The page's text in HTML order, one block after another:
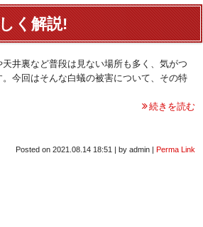
く解説!
井裏など普段は見ない場所も多く、気がつ
今回はそんな白蟻の被害について、その特
続きを読む
Posted on 2021.08.14 18:51 | by admin | Perma Link